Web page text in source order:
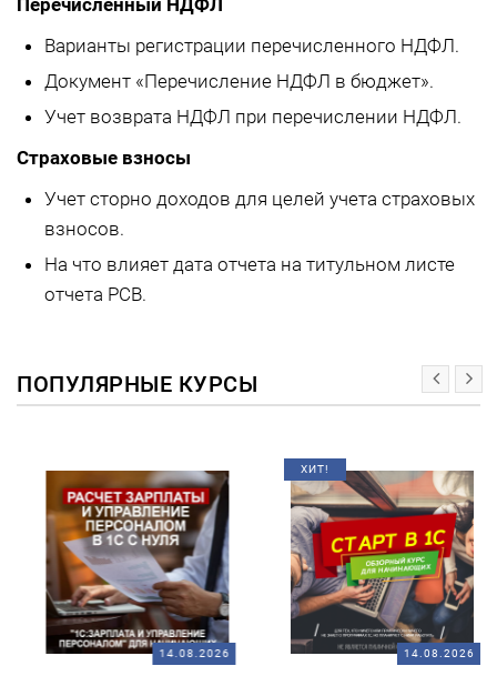
Перечисленный НДФЛ
Варианты регистрации перечисленного НДФЛ.
Документ «Перечисление НДФЛ в бюджет».
Учет возврата НДФЛ при перечислении НДФЛ.
Страховые взносы
Учет сторно доходов для целей учета страховых
взносов.
На что влияет дата отчета на титульном листе
отчета РСВ.
ПОПУЛЯРНЫЕ КУРСЫ
14.08.2026
ХИТ!
14.08.2026